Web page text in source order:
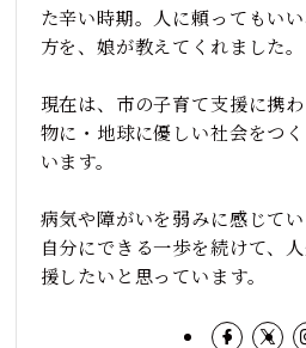
た辛い時期。人に頼ってもい
方を、娘が教えてくれました。
現在は、市の子育て支援に携
物に・地球に優しい社会をつ
います。
病気や障がいを弱みに感じてい
自分にできる一歩を続けて、
援したいと思っています。